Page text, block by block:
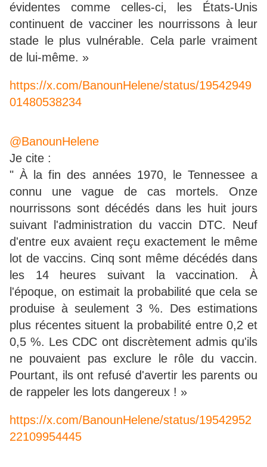
évidentes comme celles-ci, les États-Unis
continuent de vacciner les nourrissons à leur
stade le plus vulnérable. Cela parle vraiment
de lui-même. »
https://x.com/BanounHelene/status/19542949
01480538234
@BanounHelene
Je cite :
" À la fin des années 1970, le Tennessee a
connu une vague de cas mortels. Onze
nourrissons sont décédés dans les huit jours
suivant l'administration du vaccin DTC. Neuf
d'entre eux avaient reçu exactement le même
lot de vaccins. Cinq sont même décédés dans
les 14 heures suivant la vaccination. À
l'époque, on estimait la probabilité que cela se
produise à seulement 3 %. Des estimations
plus récentes situent la probabilité entre 0,2 et
0,5 %. Les CDC ont discrètement admis qu'ils
ne pouvaient pas exclure le rôle du vaccin.
Pourtant, ils ont refusé d'avertir les parents ou
de rappeler les lots dangereux ! »
https://x.com/BanounHelene/status/19542952
22109954445